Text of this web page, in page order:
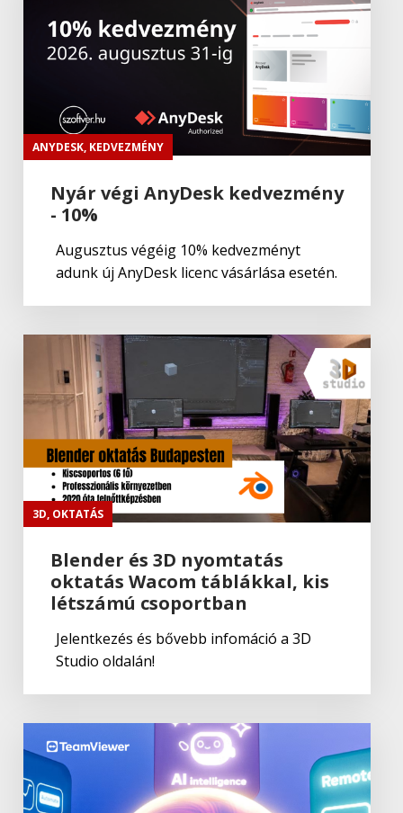
TeamViewer,Termék:Teamviewer
TeamViewer Tensor
TeamViewer,Termék:Teamviewer
TeamViewer Monitoring
TeamViewer,Termék,Termék:Teamviewer
TeamViewer
TeamViewer
TeamViewer Termék:Teamviewer
TeamViewer Engage
TeamViewer , Termék:Teamviewer
TeamViewer Classroom
táblázat
TeamViewer,Termék:Teamviewer
TeamViewer Mobileszköz támogatás
ANYDESK, KEDVEZMÉNY
Nyár végi AnyDesk kedvezmény
- 10%
Augusztus végéig 10% kedvezményt
adunk új AnyDesk licenc vásárlása esetén.
3D, OKTATÁS
Blender és 3D nyomtatás
oktatás Wacom táblákkal, kis
létszámú csoportban
Jelentkezés és bővebb infomáció a 3D
Studio oldalán!